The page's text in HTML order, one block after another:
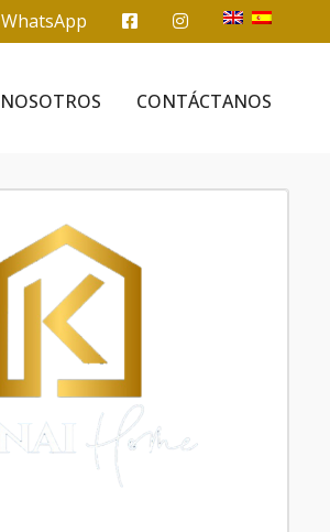
WhatsApp
NOSOTROS CONTÁCTANOS